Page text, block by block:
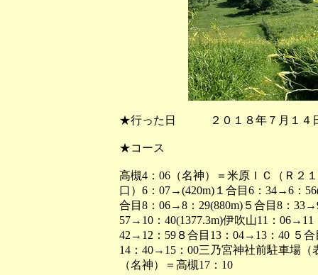
★行った日 ２０１８年７月１
★コース
高槻4：06（名神）＝米原ＩＣ（Ｒ２
口）6：07→(420m)１合目6：34→6：
合目8：06→8：29(880m)５合目8：
57→10：40(1377.3m)伊吹山11：
42→12：59８合目13：04→13：40 ５
14：40→15：00三乃宮神社前駐車場
（名神）＝高槻17：10